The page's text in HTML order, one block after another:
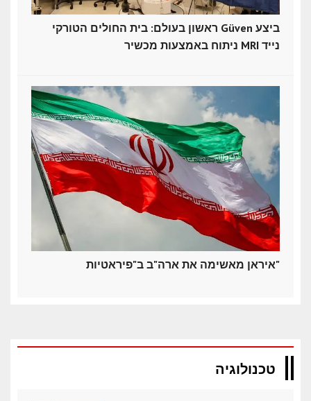
ראשון בעולם: בית החולים הטורקי Güven ביצע
ניתוח באמצעות מכשיר MRI נייד
איראן מאשימה את ארה"ב ב"פיראטיות"
טכנולוגיה